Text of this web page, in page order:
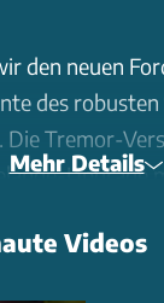
den neuen
des
Die Tremor-
Upgrade
aus dem
Mehr Details
Videos